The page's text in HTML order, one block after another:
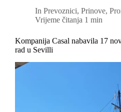
In Prevoznici,Prinove,
Vrijeme čitanja 1 min
Kompanija Casal nabavila 17
rad u Sevilli